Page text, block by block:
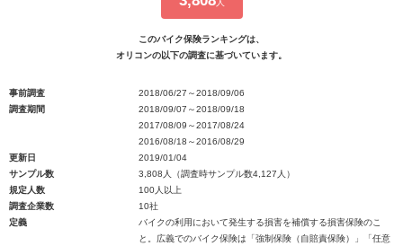
人
このバイク保険ランキングは、
オリコンの以下の調査に基づいています。
事前調査
2018/06/27～2018/09/06
調査期間
2018/09/07～2018/09/18
2017/08/09～2017/08/24
2016/08/18～2016/08/29
更新日
2019/01/04
サンプル数
3,808人（調査時サンプル数4,127人）
規定人数
100人以上
調査企業数
10社
定義
バイクの利用において発生する損害を補償する損害保険のこ
と。広義でのバイク保険は「強制保険（自賠責保険）」「任意